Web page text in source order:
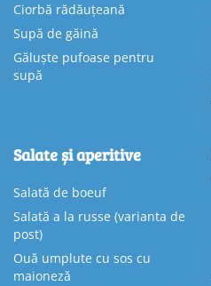
Ciorbă rădăuțeană
Supă de găină
Găluște pufoase pentru
supă
Salate și aperitive
Salată de boeuf
Salată a la russe (varianta de
post)
Ouă umplute cu sos cu
maioneză